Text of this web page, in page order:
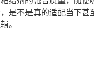
是不是真的适配当下甚
。